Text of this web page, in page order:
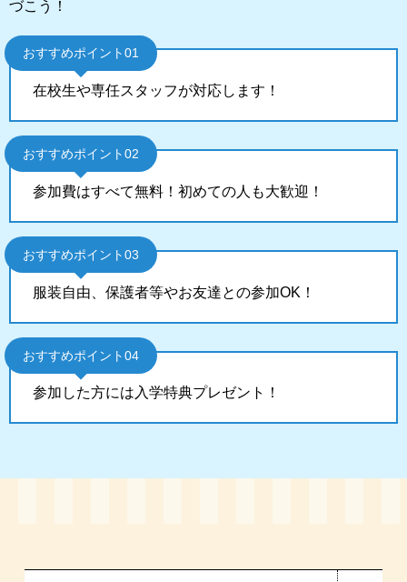
づこう！
おすすめポイント01
在校生や専任スタッフが対応します！
おすすめポイント02
参加費はすべて無料！初めての人も大歓迎！
おすすめポイント03
服装自由、保護者等やお友達との参加OK！
おすすめポイント04
参加した方には入学特典プレゼント！